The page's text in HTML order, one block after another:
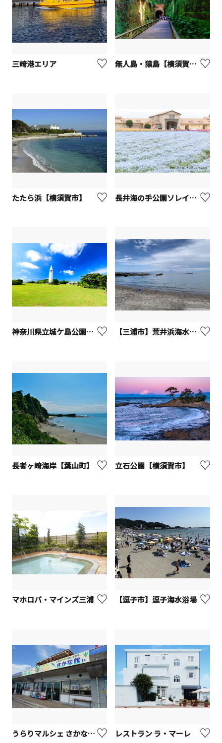
三崎港エリア 無人島・猿島【横須賀市】
たたら浜【横須賀市】 長井海の手公園ソレイユの丘
神奈川県立城ケ島公園【三浦市】 【三浦市】荒井浜海水浴場
長者ヶ崎海岸【葉山町】 立石公園【横須賀市】
マホロバ・マインズ三浦 【逗子市】逗子海水浴場
うらりマルシェ さかな館・やさい館【三浦市】 レストラン ラ・マーレ